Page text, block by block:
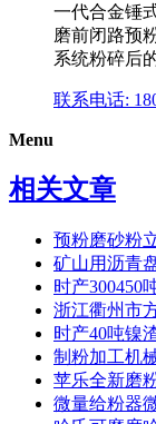
一代合金锤
磨前闭路预
系统粉碎后
联系电话:
Menu
相关文章
预粉磨砂粉
矿山用沥青
时产300450
浙江衢州市
时产40吨镍
制粉加工机
苹乐全新磨
微量给粉器